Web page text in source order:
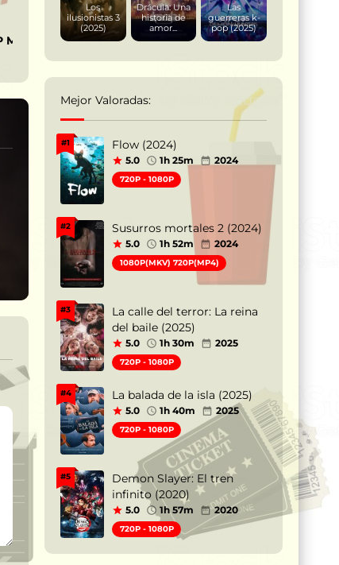
Los
ilusionistas 3
(2025)
Drácula: Una
historia de
amor...
Las
guerreras k-
pop (2025)
Mejor Valoradas:
#1 Flow (2024)
5.0 1h 25m 2024
720P - 1080P
#2 Susurros mortales 2 (2024)
5.0 1h 52m 2024
1080P(MKV) 720P(MP4)
#3
La calle del terror: La reina
del baile (2025)
5.0 1h 30m 2025
720P - 1080P
#4 La balada de la isla (2025)
5.0 1h 40m 2025
720P - 1080P
#5
Demon Slayer: El tren
infinito (2020)
5.0 1h 57m 2020
720P - 1080P